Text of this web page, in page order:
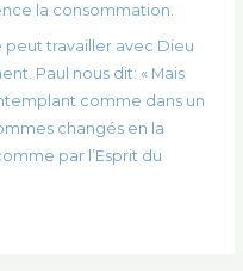
la consommation.
travailler avec Dieu
Paul nous dit: « Mais
comme dans un
changés en la
par l’Esprit du